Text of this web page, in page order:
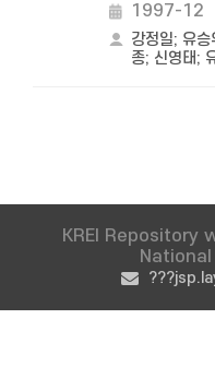
1997-12
강정일; 유승
종; 신영태;
KREI Repository